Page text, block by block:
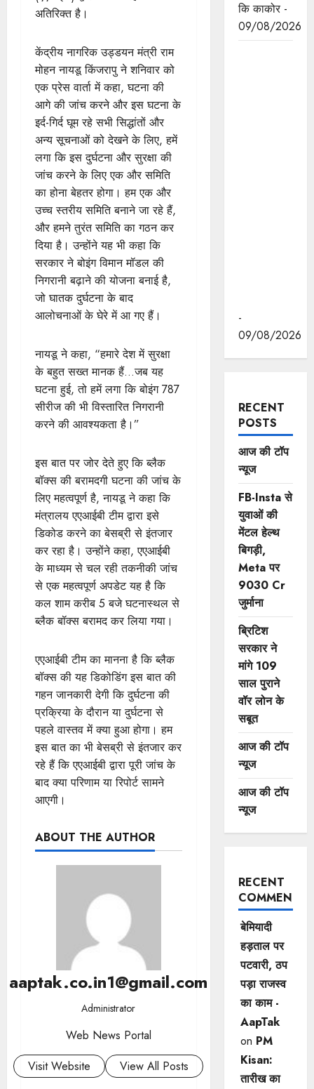
अतिरिक्त है।
केंद्रीय नागरिक उड्डयन मंत्री राम
मोहन नायडू किंजरापु ने शनिवार को
एक प्रेस वार्ता में कहा, घटना की
आगे की जांच करने और इस घटना के
इर्द-गिर्द घूम रहे सभी सिद्धांतों और
अन्य सूचनाओं को देखने के लिए, हमें
लगा कि इस दुर्घटना और सुरक्षा की
जांच करने के लिए एक और समिति
का होना बेहतर होगा। हम एक और
उच्च स्तरीय समिति बनाने जा रहे हैं,
और हमने तुरंत समिति का गठन कर
दिया है। उन्होंने यह भी कहा कि
सरकार ने बोइंग विमान मॉडल की
निगरानी बढ़ाने की योजना बनाई है,
जो घातक दुर्घटना के बाद
आलोचनाओं के घेरे में आ गए हैं।
नायडू ने कहा, “हमारे देश में सुरक्षा
के बहुत सख्त मानक हैं…जब यह
घटना हुई, तो हमें लगा कि बोइंग 787
सीरीज की भी विस्तारित निगरानी
करने की आवश्यकता है।”
इस बात पर जोर देते हुए कि ब्लैक
बॉक्स की बरामदगी घटना की जांच के
लिए महत्वपूर्ण है, नायडू ने कहा कि
मंत्रालय एएआईबी टीम द्वारा इसे
डिकोड करने का बेसब्री से इंतजार
कर रहा है। उन्होंने कहा, एएआईबी
के माध्यम से चल रही तकनीकी जांच
से एक महत्वपूर्ण अपडेट यह है कि
कल शाम करीब 5 बजे घटनास्थल से
ब्लैक बॉक्स बरामद कर लिया गया।
एएआईबी टीम का मानना ​​है कि ब्लैक
बॉक्स की यह डिकोडिंग इस बात की
गहन जानकारी देगी कि दुर्घटना की
प्रक्रिया के दौरान या दुर्घटना से
पहले वास्तव में क्या हुआ होगा। हम
इस बात का भी बेसब्री से इंतजार कर
रहे हैं कि एएआईबी द्वारा पूरी जांच के
बाद क्या परिणाम या रिपोर्ट सामने
आएगी।
ABOUT THE AUTHOR
aaptak.co.in1@gmail.com
Administrator
Web News Portal
Visit Website
View All Posts
कि काकोर -
09/08/2026
-
09/08/2026
RECENT
POSTS
आज की टॉप
न्यूज
FB-Insta से
युवाओं की
मेंटल हेल्थ
बिगड़ी,
Meta पर
9030 Cr
जुर्माना
ब्रिटिश
सरकार ने
मांगे 109
साल पुराने
वॉर लोन के
सबूत
आज की टॉप
न्यूज
आज की टॉप
न्यूज
RECENT
COMMENTS
बेमियादी
हड़ताल पर
पटवारी, ठप
पड़ा राजस्व
का काम -
AapTak
on PM
Kisan:
तारीख का